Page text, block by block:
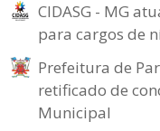
CIDASG - MG
para cargos de
Prefeitura de
retificado de
Municipal